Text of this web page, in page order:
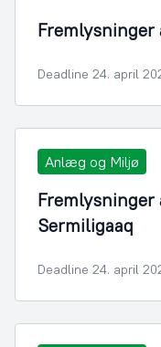
Deadline 24. april
Anlæg og Miljø
Sermiligaaq
Deadline 24. april